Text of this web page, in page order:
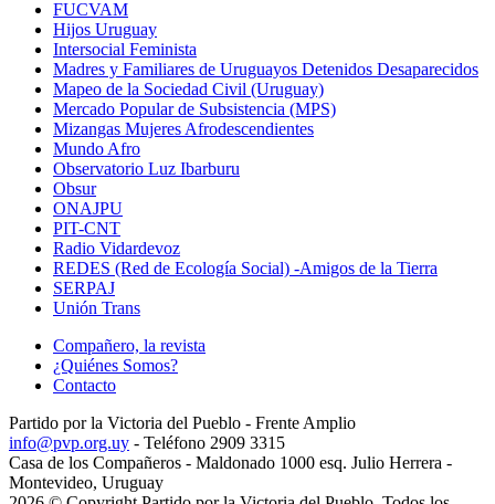
FUCVAM
Hijos Uruguay
Intersocial Feminista
Madres y Familiares de Uruguayos Detenidos Desaparecidos
Mapeo de la Sociedad Civil (Uruguay)
Mercado Popular de Subsistencia (MPS)
Mizangas Mujeres Afrodescendientes
Mundo Afro
Observatorio Luz Ibarburu
Obsur
ONAJPU
PIT-CNT
Radio Vidardevoz
REDES (Red de Ecología Social) -Amigos de la Tierra
SERPAJ
Unión Trans
Compañero, la revista
¿Quiénes Somos?
Contacto
Partido por la Victoria del Pueblo - Frente Amplio
info@pvp.org.uy - Teléfono 2909 3315
Casa de los Compañeros - Maldonado 1000 esq. Julio Herrera -
Montevideo, Uruguay